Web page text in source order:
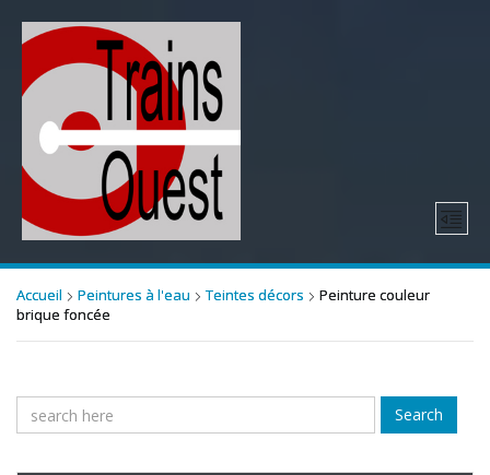
Accueil Peintures à l'eau Teintes décors
Peinture couleur
brique foncée
Search